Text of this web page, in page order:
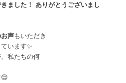
ました！ ありがとうございまし
声もいただき
います✨
私たちの何